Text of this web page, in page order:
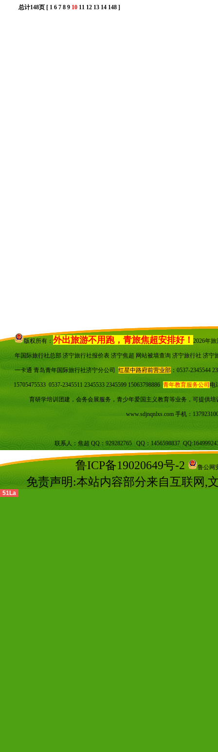
总计148页 [ 1 6 7 8 9 10 11 12 13 14 148 ]
版权所有： 外出旅游不用跑，青旅焦超安排好！ 2026年
年国际旅行社总部 济宁旅行社报价表 济宁焦超 网站被墙查询 济宁旅行社 济宁
一卡通 青岛青年国际旅行社济宁分公司 红星中路府前营业部：0537-2345544
15705475533 0537-2345511 2345533 2345599 15063798886 青年教育服务公司 电
育研学培训团建，会务会展服务，青少年爱国主义教育等业务，可提供
www.sdjnqnlxs.com手机：
联系人：焦超 QQ：929282765 QQ：1456598837
鲁ICP备19020649号-2 鲁公网
免责声明:本站内容部分来自互联网,
51La